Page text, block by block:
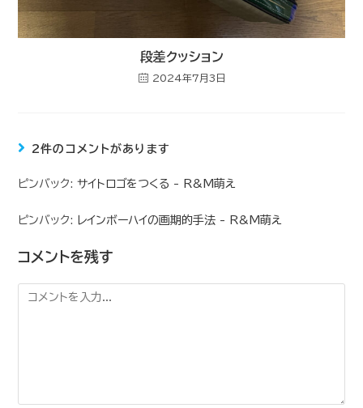
段差クッション
2024年7月3日
2件のコメントがあります
ピンバック:サイトロゴをつくる - R&M萌え
ピンバック: レインボーハイの画期的手法 - R&M萌え
コメントを残す